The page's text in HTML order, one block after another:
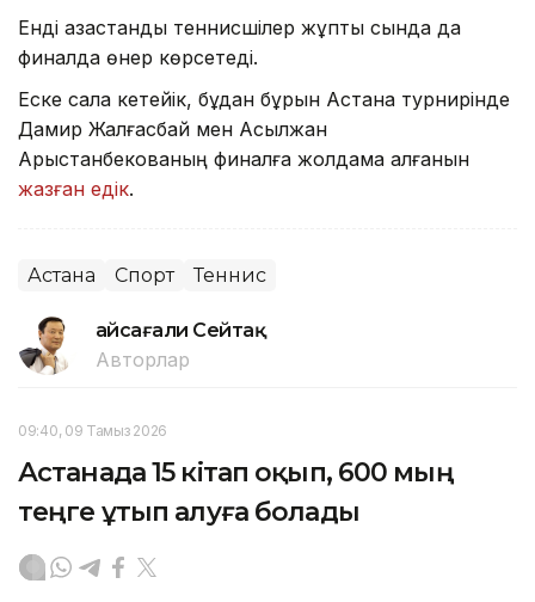
Енді қазақстандық теннисшілер жұптық сында да
финалда өнер көрсетеді.
Еске сала кетейік, бұдан бұрын Астана турнирінде
Дамир Жалғасбай мен Асылжан
Арыстанбекованың финалға жолдама алғанын
жазған едік.
Астана Спорт Теннис
Ғайсағали Сейтақ
Авторлар
09:40, 09 Тамыз 2026
Астанада 15 кітап оқып, 600 мың
теңге ұтып алуға болады